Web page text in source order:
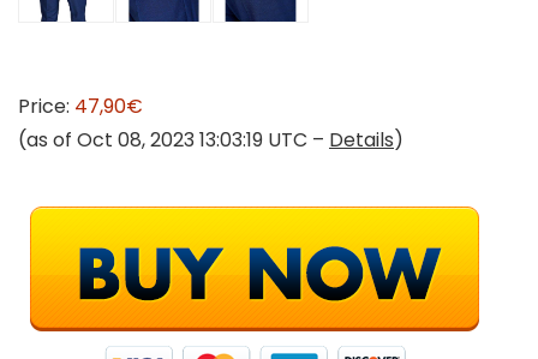
Price: 47,90€
(as of Oct 08, 2023 13:03:19 UTC – Details)